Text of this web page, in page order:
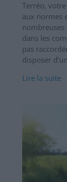
Terréo,
aux normes
dans les
pas
disposer
Lire la suite